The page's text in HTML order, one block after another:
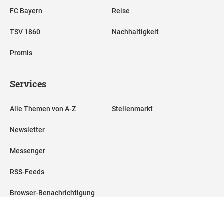
FC Bayern
TSV 1860
Promis
Reise
Nachhaltigkeit
Services
Alle Themen von A-Z
Newsletter
Messenger
RSS-Feeds
Browser-Benachrichtigung
Stellenmarkt